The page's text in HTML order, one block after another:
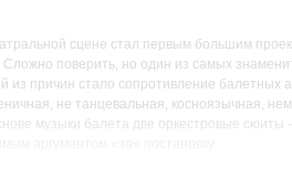
сцене стал первым большим
поверить, но один из самых
из причин стало сопротивление балетных
не танцевальная, косноязычная,
музыки балета две оркестровые